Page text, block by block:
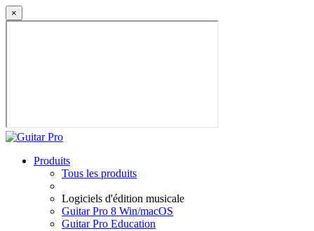
×
Produits
Tous les produits
Logiciels d'édition musicale
Guitar Pro 8 Win/macOS
Guitar Pro Education